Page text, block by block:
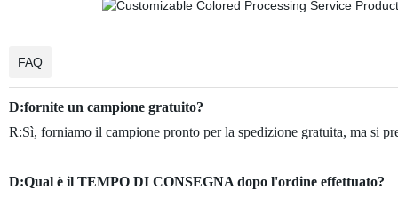
FAQ
D:fornite un campione gratuito?
R:Sì, forniamo il campione pronto per la spedizione gratuita, ma si
D:Qual è il TEMPO DI CONSEGNA dopo l'ordine effettuato?